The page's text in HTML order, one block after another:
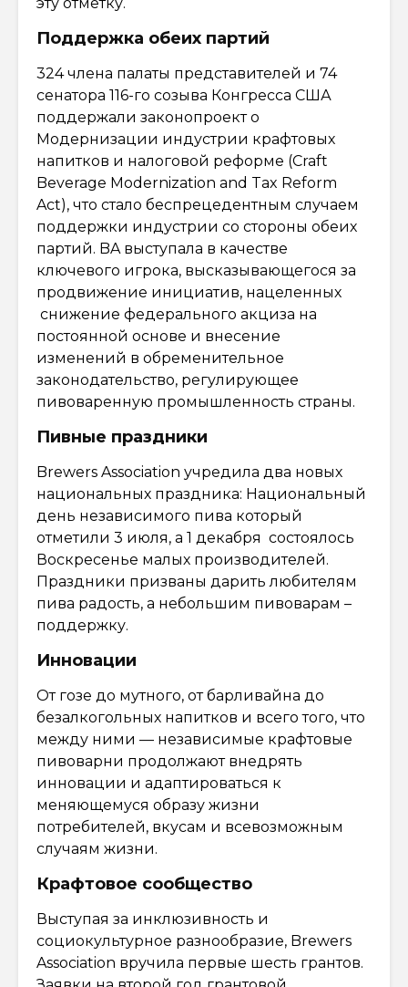
Поддержка обеих партий
324 члена палаты представителей и 74
сенатора 116-го созыва Конгресса США
поддержали законопроект о
Модернизации индустрии крафтовых
напитков и налоговой реформе (Craft
Beverage Modernization and Tax Reform
Act), что стало беспрецедентным случаем
поддержки индустрии со стороны обеих
партий. BA выступала в качестве
ключевого игрока, высказывающегося за
продвижение инициатив, нацеленных
снижение федерального акциза на
постоянной основе и внесение
изменений в обременительное
законодательство, регулирующее
пивоваренную промышленность страны.
Пивные праздники
Brewers Association учредила два новых
национальных праздника: Национальный
день независимого пива который
отметили 3 июля, а 1 декабря состоялось
Воскресенье малых производителей.
Праздники призваны дарить любителям
пива радость, а небольшим пивоварам –
поддержку.
Инновации
От гозе до мутного, от барливайна до
безалкогольных напитков и всего того, что
между ними — независимые крафтовые
пивоварни продолжают внедрять
инновации и адаптироваться к
меняющемуся образу жизни
потребителей, вкусам и всевозможным
случаям жизни.
Крафтовое сообщество
Выступая за инклюзивность и
социокультурное разнообразие, Brewers
Association вручила первые шесть грантов.